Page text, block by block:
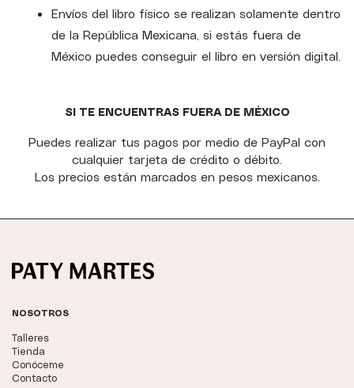
Envíos del libro físico se realizan solamente dentro
de la República Mexicana, si estás fuera de
México puedes conseguir el libro en versión digital.
SI TE ENCUENTRAS FUERA DE MÉXICO
Puedes realizar tus pagos por medio de PayPal con
cualquier tarjeta de crédito o débito.
Los precios están marcados en pesos mexicanos.
NOSOTROS
Talleres
Tienda
Conóceme
Contacto